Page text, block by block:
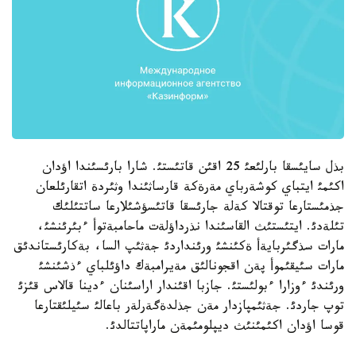
بذل سايئسقا بارلئعئ 25 اقئن قاتئستئ. شارا بارئسئندا اؤدان
اكئمئ ايتباي كوشةرباي مةرةكة قارساثئندا وثئردة اتقارئلعان
جذمئستارعا توقتالا كةلة جارئسقا قاتئسؤشئلارعا ساتتئلئك
تئلةدئ. ايتئستئث القاسئندا نذرداؤلةت ماحامبةتوأ ءبئرئنشئ،
مارات سذگئربايةأ ةكئنشئ ورئنداردئ جةثئپ السا، بةكارئستاندئق
مارات سئيقئموأ پةن اقجونالئق مةيرامبةك داؤئلباي ءذشئنشئ
ورئندئ ءوزارا ءبولئستئ. جازبا اقئندار اراسئنان ءدينا قالاس قئزئ
توپ جاردئ. جةثئمپازدار مةن جذلدةگةرلةر باعالئ سئيلئقتارعا
قوسا اؤدان اكئمئنئث ديپلومئمةن ماراپاتتالدئ.